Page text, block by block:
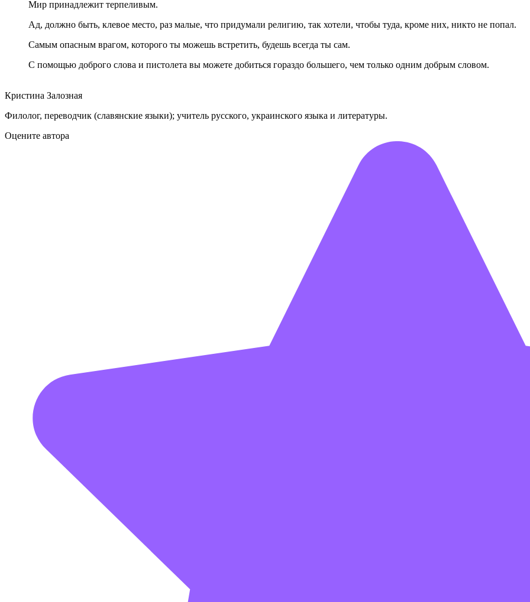
Мир принадлежит терпеливым.
Ад, должно быть, клевое место, раз малые, что придумали религию, так хотели, чтобы туда, кроме них, никто не попал.
Самым опасным врагом, которого ты можешь встретить, будешь всегда ты сам.
С помощью доброго слова и пистолета вы можете добиться гораздо большего, чем только одним добрым словом.
Кристина Залозная
Филолог, переводчик (славянские языки); учитель русского, украинского языка и литературы.
Оцените автора